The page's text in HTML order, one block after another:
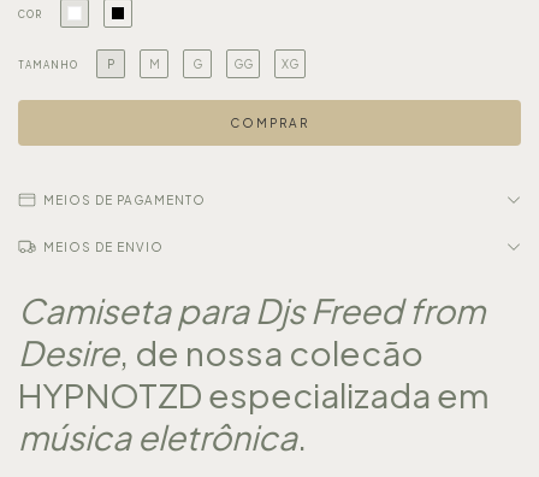
COR
TAMANHO P M G GG XG
MEIOS DE PAGAMENTO
MEIOS DE ENVIO
Camiseta para Djs Freed from
Desire, de nossa colecão
HYPNOTZD especializada em
música eletrônica.